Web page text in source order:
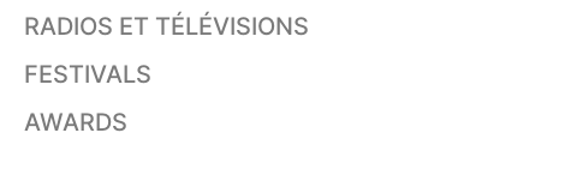
RADIOS ET TÉLÉVISIONS
FESTIVALS
AWARDS